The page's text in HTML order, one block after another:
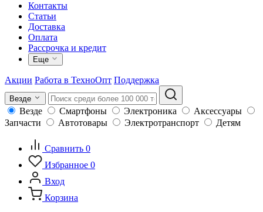
Контакты
Статьи
Доставка
Оплата
Рассрочка и кредит
Еще
Акции Работа в ТехноОпт Поддержка
Везде
Везде Смартфоны Электроника
Аксессуары
Запчасти
Автотовары Электротранспорт Детям
Сравнить 0
Избранное 0
Вход
Корзина